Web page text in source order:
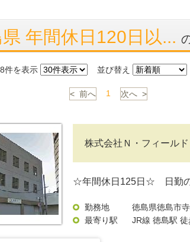
年間休日120日以...
件を表示 並び替え
< 前へ 1 次へ >
株式会社Ｎ・フィールド
☆年間休日125日☆ 日勤
勤務地
徳島県徳島市
最寄り駅
JR線 徳島駅